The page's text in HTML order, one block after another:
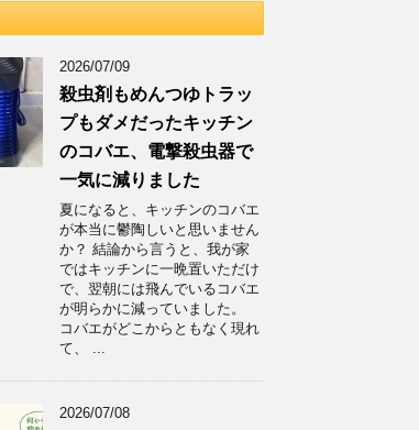
2026/07/09
殺虫剤もめんつゆトラッ
プもダメだったキッチン
のコバエ、電撃殺虫器で
一気に減りました
夏になると、キッチンのコバエ
が本当に鬱陶しいと思いません
か？ 結論から言うと、我が家
ではキッチンに一晩置いただけ
で、翌朝には飛んでいるコバエ
が明らかに減っていました。
コバエがどこからともなく現れ
て、 ...
2026/07/08